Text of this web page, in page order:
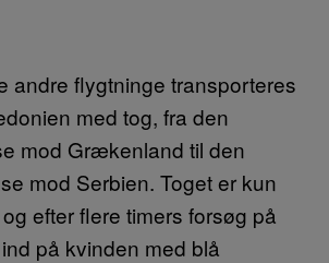
andre flygtninge transporteres
med tog, fra den
mod Grækenland til den
mod Serbien. Toget er kun
efter flere timers forsøg på
på kvinden med blå